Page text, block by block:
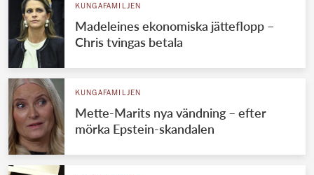
KUNGAFAMILJEN
Madeleines ekonomiska jätteflopp –
Chris tvingas betala
KUNGAFAMILJEN
Mette-Marits nya vändning – efter
mörka Epstein-skandalen